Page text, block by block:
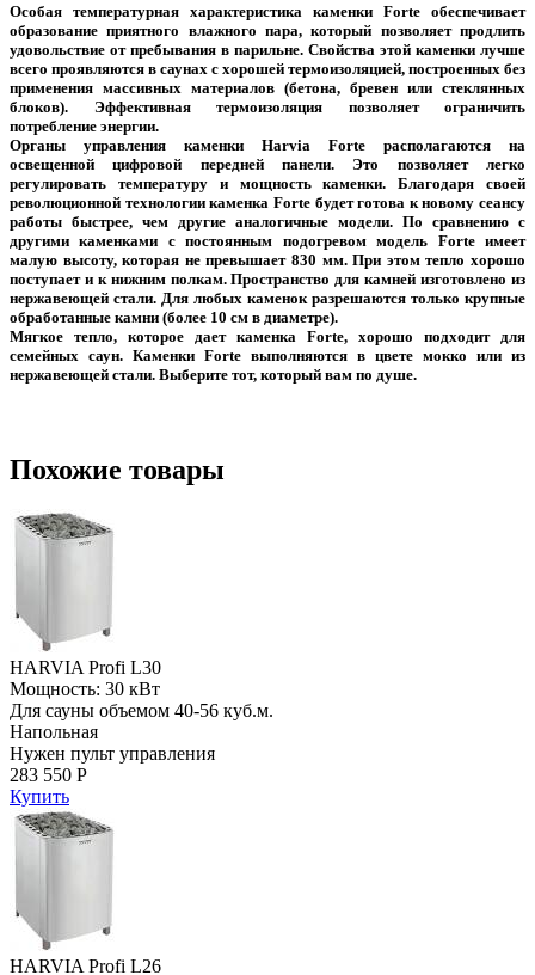
Особая температурная характеристика каменки Forte обеспечивает
образование приятного влажного пара, который позволяет продлить
удовольствие от пребывания в парильне. Свойства этой каменки лучше
всего проявляются в саунах с хорошей термоизоляцией, построенных без
применения массивных материалов (бетона, бревен или стеклянных
блоков). Эффективная термоизоляция позволяет ограничить
потребление энергии.
Органы управления каменки Harvia Forte располагаются на
освещенной цифровой передней панели. Это позволяет легко
регулировать температуру и мощность каменки. Благодаря своей
революционной технологии каменка Forte будет готова к новому сеансу
работы быстрее, чем другие аналогичные модели. По сравнению с
другими каменками с постоянным подогревом модель Forte имеет
малую высоту, которая не превышает 830 мм. При этом тепло хорошо
поступает и к нижним полкам. Пространство для камней изготовлено из
нержавеющей стали. Для любых каменок разрешаются только крупные
обработанные камни (более 10 см в диаметре).
Мягкое тепло, которое дает каменка Forte, хорошо подходит для
семейных саун. Каменки Forte выполняются в цвете мокко или из
нержавеющей стали. Выберите тот, который вам по душе.
Похожие товары
HARVIA Profi L30
Мощность: 30 кВт
Для сауны объемом 40-56 куб.м.
Напольная
Нужен пульт управления
283 550 Р
Купить
HARVIA Profi L26